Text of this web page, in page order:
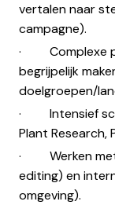
vertalen naar
campagne).
· Complexe
begrijpelijk
doelgroepen/
· Intensief
Plant
· Werken met
editing) en
omgeving).